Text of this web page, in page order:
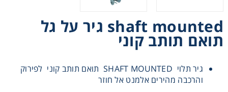
shaft mounted גיר על גל
תואם תותב קוני
גיר תלוי SHAFT MOUNTED תואם תותב קוני לפירוק
והרכבה מהירים אלמנט אל חוזר